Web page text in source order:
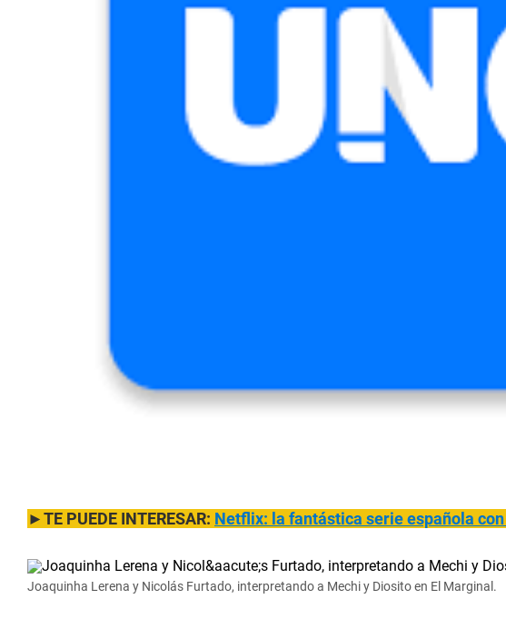
►TE PUEDE INTERESAR: Netflix: la fantástica serie española
Joaquinha Lerena y Nicolás Furtado, interpretando a Mechi y Diosito en El Marginal.